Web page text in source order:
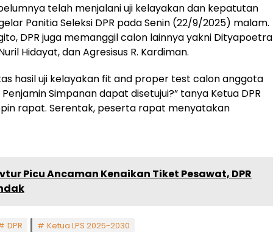
telah menjalani uji kelayakan dan kepatutan
Panitia Seleksi DPR pada Senin (22/9/2025) malam.
DPR juga memanggil calon lainnya yakni Dityapoetra
Hidayat, dan Agresisus R. Kardiman.
hasil uji kelayakan fit and proper test calon anggota
Simpanan dapat disetujui?” tanya Ketua DPR
rapat. Serentak, peserta rapat menyatakan
Picu Ancaman Kenaikan Tiket Pesawat, DPR
DPR
Ketua LPS 2025-2030